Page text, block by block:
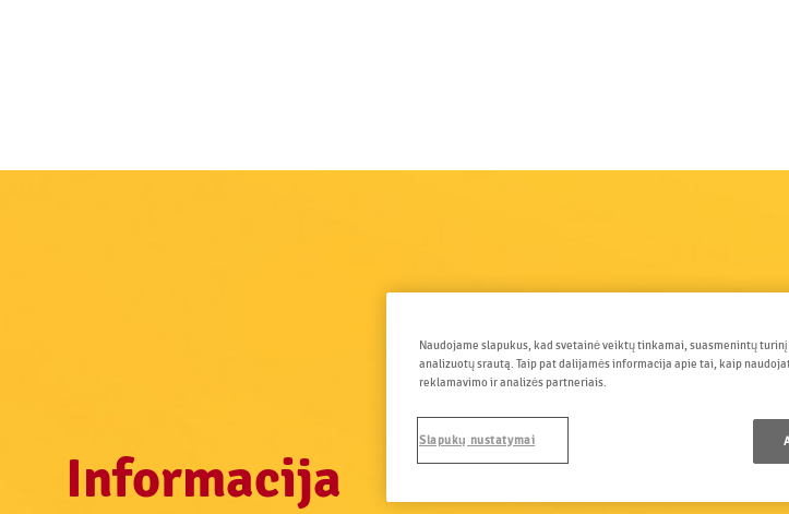
Informacija
Naudojame slapukus, kad svetainė veiktų tinkamai, suasmenintų
analizuotų srautą. Taip pat dalijamės informacija apie tai, kaip
reklamavimo ir analizės partneriais.
Slapukų nustatymai